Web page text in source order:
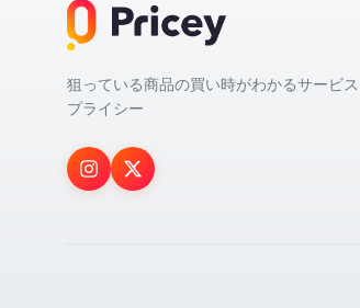
狙っている商品の買い時がわかるサービ
プライシー